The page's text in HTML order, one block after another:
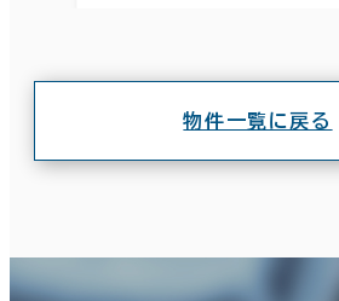
物件一覧に戻る